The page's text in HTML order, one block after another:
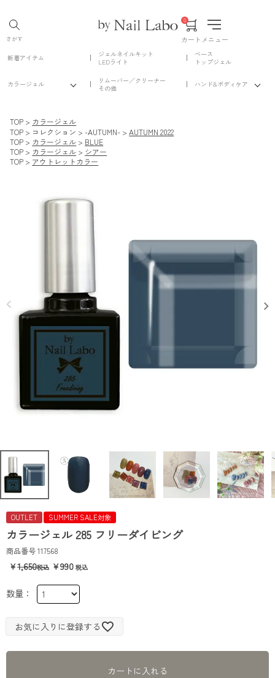
さがす カート
0
メニュー
新着アイテム
ジェルネイルキット
LEDライト
ベース
トップジェル
カラージェル
リムーバー／クリーナー
その他
ハンド&ボディケア
TOP
カラージェル
TOP
コレクション -AUTUMN-
AUTUMN 2022
TOP
カラージェル
BLUE
TOP
カラージェル
シアー
TOP
アウトレットカラー
OUTLET SUMMER SALE対象
カラージェル 285 フリーダイビング
商品番号117568
1,650 990
お気に入りに登録する
カートに入れる